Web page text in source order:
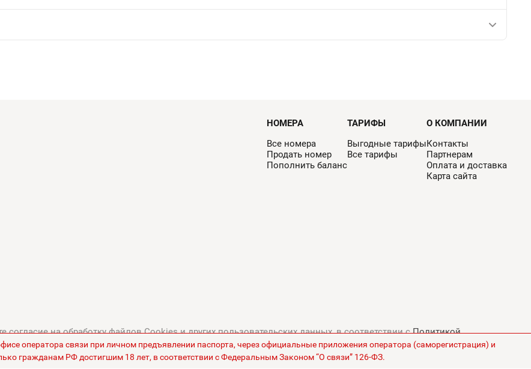
НОМЕРА
Все номера
Продать номер
Пополнить баланс
ТАРИФЫ
Выгодные тарифы
Все тарифы
О КОМПАНИИ
Контакты
Партнерам
Оплата и доставка
Карта сайта
на обработку файлов Cookies и других пользовательских данных, в соответствии сПолитикой
в отношении обработки персональных данных.Все цены на сайте указаны без НДС.
оператора связи при личном предъявлении паспорта, через официальные приложения оператора (саморегистрация) и
гражданам РФ достигшим 18 лет, в соответствии с Федеральным Законом “О связи” 126-ФЗ.